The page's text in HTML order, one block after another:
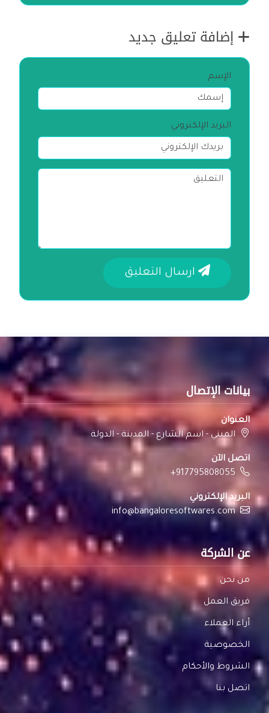
إضافة تعليق جديد
الإسم
البريد الإلكتروني
ارسال التعليق
بيانات الإتصال
العنوان
المبني - اسم الشارع - المدينة - الدولة
اتصل الآن
+917795808055
البريد الإلكتروني
info@bangaloresoftwares.com
عن الشركة
من نحن
فريق العمل
أراء العملاء
الخصوصية
الشروط والأحكام
اتصل بنا